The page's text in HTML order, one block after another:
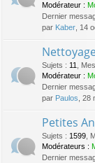
Modérateur :
Dernier
par Kaber , 14
Sujets : 11
Modérateur :
Dernier
par Paulos ,
Petites
Sujets : 1599
Modérateurs :
Dernier